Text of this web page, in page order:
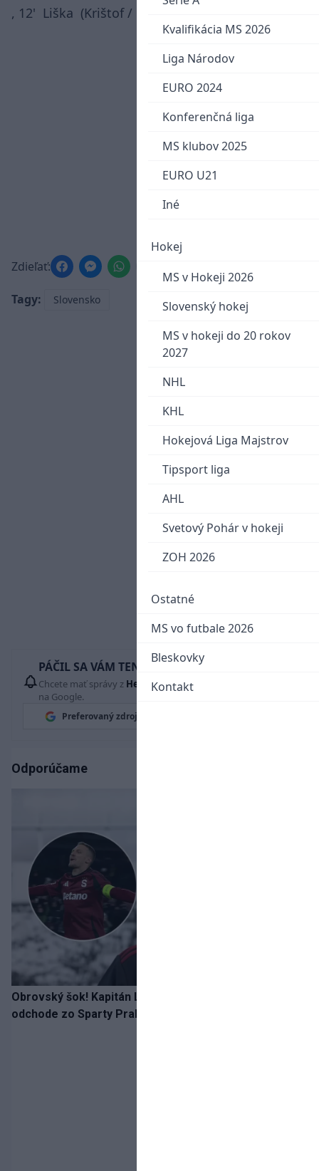
Kvalifikácia MS 2026
Liga Národov
EURO 2024
Konferenčná liga
MS klubov 2025
EURO U21
Iné
Hokej
MS v Hokeji 2026
Slovenský hokej
MS v hokeji do 20 rokov
2027
NHL
KHL
Hokejová Liga Majstrov
Tipsport liga
AHL
Svetový Pohár v hokeji
ZOH 2026
Ostatné
MS vo futbale 2026
Bleskovky
Kontakt
, 12' Liška (Krištof / Lantoši), 21' Ehl.
Zdieľať:
Tagy: Slovensko
PÁČIL SA VÁM TENTO ČLÁNOK?
Chcete mať správy z Hetrik.skvždy ako prví? Pridajte si nás
na Google.
Preferovaný zdroj
Odporúčame
Obrovský šok! Kapitán Lukáš Haraslín je údajne na
odchode zo Sparty Praha